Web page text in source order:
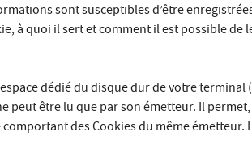
sont susceptibles d’être
à quoi il sert et comment il est possible de
espace dédié du disque dur de votre
peut être lu que par son émetteur. Il
des Cookies du même